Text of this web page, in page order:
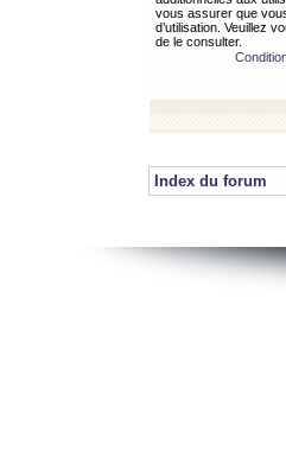
vous assurer que
d’utilisation. Veuillez
de le consulter.
Index du forum